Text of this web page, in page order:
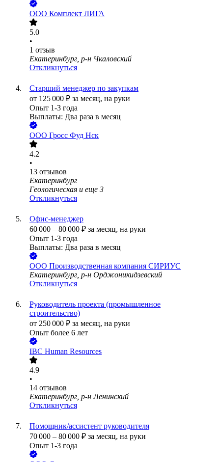
ООО Комплект ЛИГА
5.0
•
1 отзыв
Екатеринбург, р-н Чкаловский
Откликнуться
Старший менеджер по закупкам
от 125 000 ₽ за месяц, на руки
Опыт 1-3 года
Выплаты: Два раза в месяц
ООО Гросс Фуд Нск
4.2
•
13 отзывов
Екатеринбург
Геологическая и еще 3
Откликнуться
Офис-менеджер
60 000 – 80 000 ₽ за месяц, на руки
Опыт 1-3 года
Выплаты: Два раза в месяц
ООО Производственная компания СИРИУС
Екатеринбург, р-н Орджоникидзевский
Откликнуться
Руководитель проекта (промышленное
строительство)
от 250 000 ₽ за месяц, на руки
Опыт более 6 лет
IBC Human Resources
4.9
•
14 отзывов
Екатеринбург, р-н Ленинский
Откликнуться
Помощник/ассистент руководителя
70 000 – 80 000 ₽ за месяц, на руки
Опыт 1-3 года